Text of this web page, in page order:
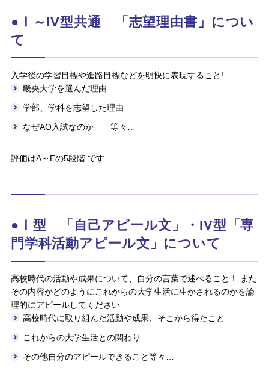
●Ⅰ～IV型共通 「志望理由書」につい
て
入学後の学習目標や進路目標などを明快に表現すること!
畿央大学を選んだ理由
学部、学科を志望した理由
なぜAO入試なのか 等々…
評価はA～Eの5段階 です
●Ⅰ型 「自己アピール文」・IV型「専
門学科活動アピール文」について
高校時代の活動や成果について、自分の言葉で述べること！ また
その内容がどのようにこれからの大学生活に生かされるのかを論
理的にアピールしてください
高校時代に取り組んだ活動や成果、そこから得たこと
これからの大学生活との関わり
その他自分のアピールできること等々…